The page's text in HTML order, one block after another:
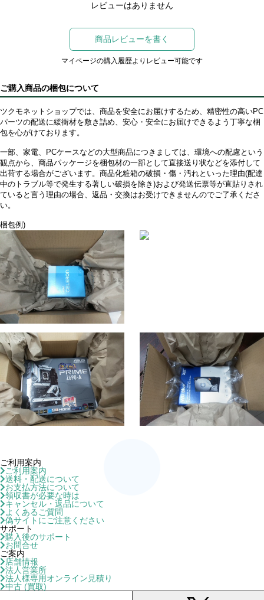
レビューはありません
商品レビューを書く
マイページの購入履歴よりレビュー可能です
ご購入商品の梱包について
ツクモネットショップでは、商品を安全にお届けするため、精密性の高いPC
パーツの配送に緩衝材を敷き詰め、安心・安全にお届けできるよう丁寧な梱
包を心がけております。
一部、家電、PCケースなどの大型商品につきましては、環境への配慮という
観点から、商品パッケージを梱包材の一部として直接送り状などを添付して
出荷する場合がございます。商品化粧箱の破損・傷・汚れといった理由(配達
中のトラブル等で発生する著しい破損を除き)および発送伝票等が直貼りされ
ていると言う理由の場合、返品・交換はお受けできませんのでご了承くださ
い。
梱包例)
ご利用案内
ご利用案内
送料・配送について
お支払方法について
領収書が必要な時は
キャンセル・返品について
よくあるご質問
偽サイトにご注意ください
サポート
購入後のサポート
お問合せ
ご案内
店舗情報
法人営業所
法人様専用オンライン見積り
中古 (買取)